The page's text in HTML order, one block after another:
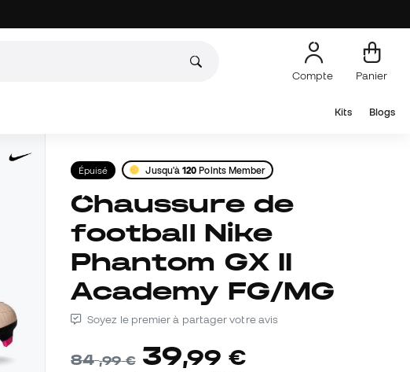
Compte Panier
Kits Blogs
Épuisé Jusqu'à120 Points Member
Chaussure de
football Nike
Phantom GX II
Academy FG/MG
Soyez le premier à partager votre avis
84,99 € 39,99 €